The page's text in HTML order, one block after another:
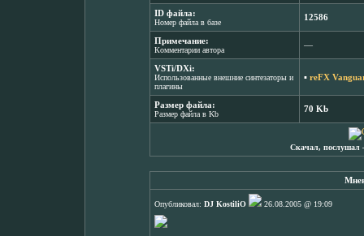
ID файла:
Номер файла в базе
12586
Примечание:
Комментарии автора
―
VSTi/DXi:
Использованные внешние синтезаторы и
плагины
▪ reFX
Размер файла:
Размер файла в Kb
70 Kb
Скачал, послушал
Опубликовал: DJ KostiliO 26.08.2005 @ 19:09